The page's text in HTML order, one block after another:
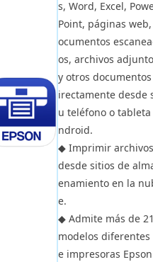
s, Word, Excel,
Point, páginas
ocumentos
os, archivos
y otros
irectamente desde
u teléfono o tableta
ndroid.
◆ Imprimir archivos
desde sitios de
enamiento en la
e.
◆ Admite más de
modelos diferentes
e impresoras